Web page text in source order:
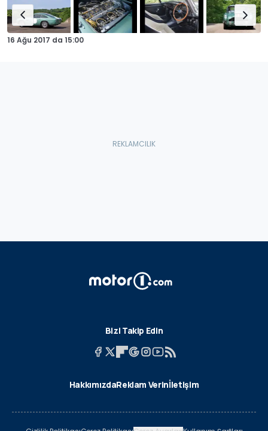
16 Ağu 2017 da 15:00
Bizi Takip Edin
HakkımızdaReklam Verinİletişim